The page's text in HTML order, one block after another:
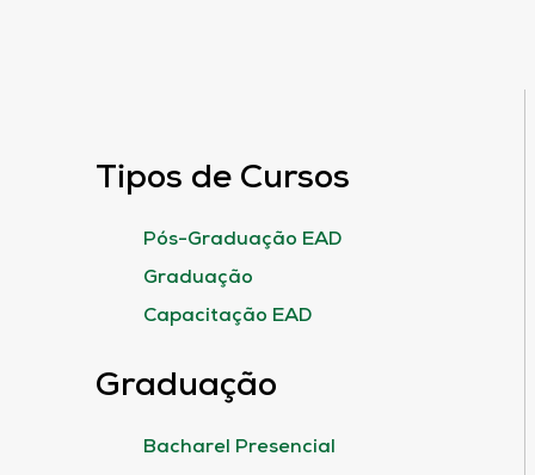
Tipos de Cursos
Pós-Graduação EAD
Graduação
Capacitação EAD
Graduação
Bacharel Presencial